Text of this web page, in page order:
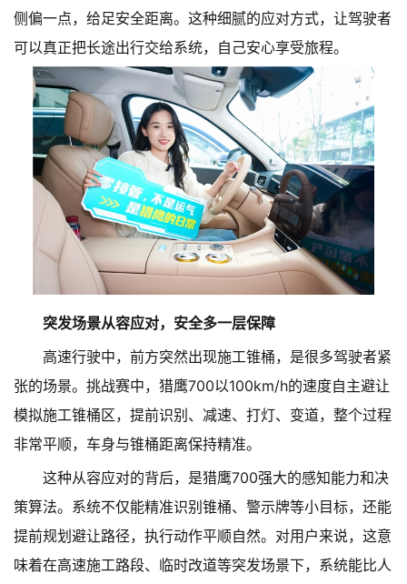
侧偏一点，给足安全距离。这种细腻的应对方式，让驾驶者
可以真正把长途出行交给系统，自己安心享受旅程。
突发场景从容应对，安全多一层保障
高速行驶中，前方突然出现施工锥桶，是很多驾驶者紧
张的场景。挑战赛中，猎鹰700以100km/h的速度自主避让
模拟施工锥桶区，提前识别、减速、打灯、变道，整个过程
非常平顺，车身与锥桶距离保持精准。
这种从容应对的背后，是猎鹰700强大的感知能力和决
策算法。系统不仅能精准识别锥桶、警示牌等小目标，还能
提前规划避让路径，执行动作平顺自然。对用户来说，这意
味着在高速施工路段、临时改道等突发场景下，系统能比人